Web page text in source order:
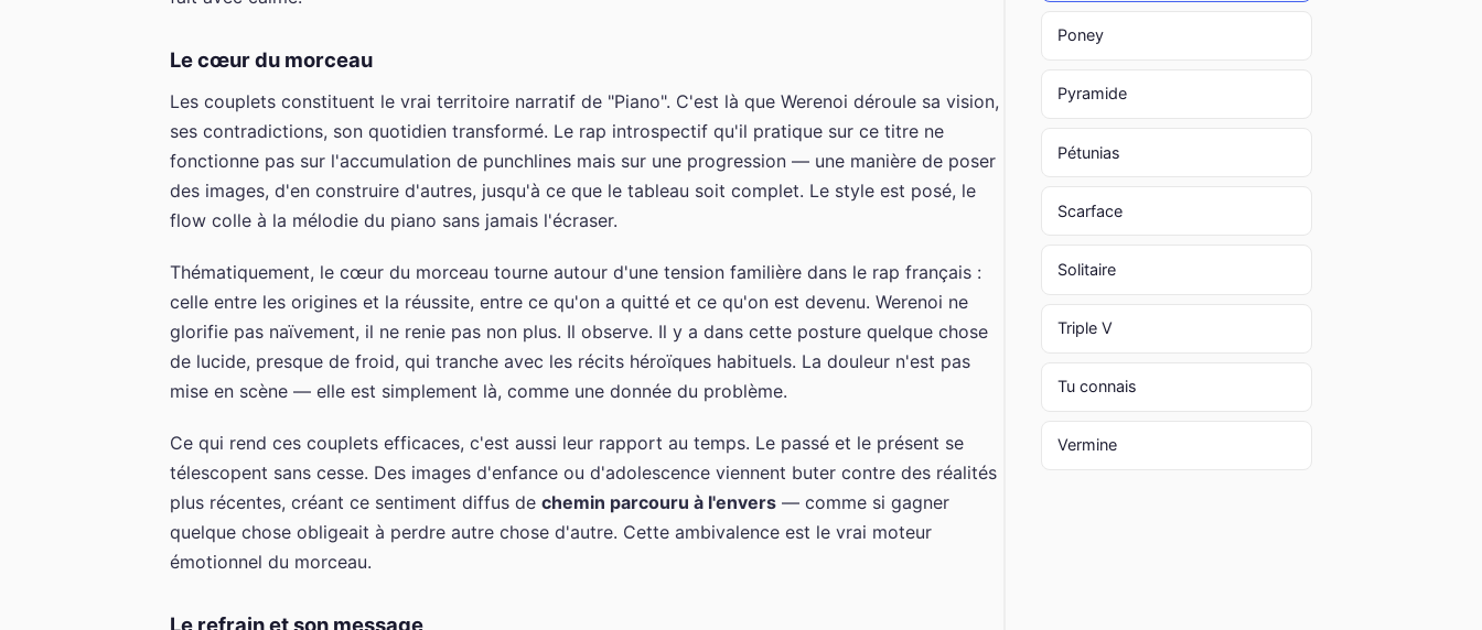
Le cœur du morceau
Les couplets constituent le vrai territoire narratif de "Piano". C'est là que Werenoi déroule sa vision,
ses contradictions, son quotidien transformé. Le rap introspectif qu'il pratique sur ce titre ne
fonctionne pas sur l'accumulation de punchlines mais sur une progression — une manière de poser
des images, d'en construire d'autres, jusqu'à ce que le tableau soit complet. Le style est posé, le
flow colle à la mélodie du piano sans jamais l'écraser.
Thématiquement, le cœur du morceau tourne autour d'une tension familière dans le rap français :
celle entre les origines et la réussite, entre ce qu'on a quitté et ce qu'on est devenu. Werenoi ne
glorifie pas naïvement, il ne renie pas non plus. Il observe. Il y a dans cette posture quelque chose
de lucide, presque de froid, qui tranche avec les récits héroïques habituels. La douleur n'est pas
mise en scène — elle est simplement là, comme une donnée du problème.
Ce qui rend ces couplets efficaces, c'est aussi leur rapport au temps. Le passé et le présent se
télescopent sans cesse. Des images d'enfance ou d'adolescence viennent buter contre des réalités
plus récentes, créant ce sentiment diffus de chemin parcouru à l'envers — comme si gagner
quelque chose obligeait à perdre autre chose d'autre. Cette ambivalence est le vrai moteur
émotionnel du morceau.
Le refrain et son message
Poney
Pyramide
Pétunias
Scarface
Solitaire
Triple V
Tu connais
Vermine